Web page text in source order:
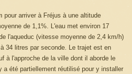
pour arriver à Fréjus à une altitude
de 1,1%. L'eau met environ 17
l'aqueduc (vitesse moyenne de 2,4 km/h)
34 litres par seconde. Le trajet est en
à l'approche de la ville dont il aborde le
a été partiellement réutilisé pour y installer